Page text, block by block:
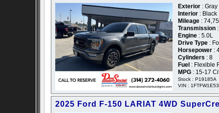
Exterior :
Interior : Black
Mileage :
Transmission
Engine : 5.0L
Drive Type :
Horsepower :
Cylinders : 8
Fuel : Flexible
MPG : 15-17
Stock : P19185A
VIN :
2025 Ford F-150 LARIAT 4WD